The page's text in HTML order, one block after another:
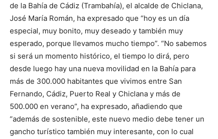
de la Bahía de Cádiz (Trambahía), el alcalde de Chiclana,
José María Román, ha expresado que “hoy es un día
especial, muy bonito, muy deseado y también muy
esperado, porque llevamos mucho tiempo”. “No sabemos
si será un momento histórico, el tiempo lo dirá, pero
desde luego hay una nueva movilidad en la Bahía para
más de 300.000 habitantes que vivimos entre San
Fernando, Cádiz, Puerto Real y Chiclana y más de
500.000 en verano”, ha expresado, añadiendo que
“además de sostenible, este nuevo medio debe tener un
gancho turístico también muy interesante, con lo cual